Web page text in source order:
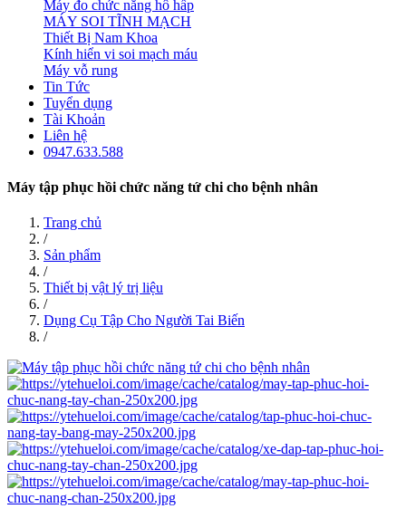
Máy đo chức năng hô hấp
MÁY SOI TĨNH MẠCH
Thiết Bị Nam Khoa
Kính hiển vi soi mạch máu
Máy vỗ rung
Tin Tức
Tuyển dụng
Tài Khoản
Liên hệ
0947.633.588
Máy tập phục hồi chức năng tứ chi cho bệnh nhân
Trang chủ
/
Sản phẩm
/
Thiết bị vật lý trị liệu
/
Dụng Cụ Tập Cho Người Tai Biến
/